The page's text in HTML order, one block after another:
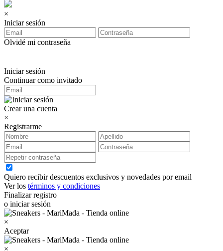
×
Iniciar sesión
Olvidé mi contraseña
Iniciar sesión
Continuar como invitado
Crear una cuenta
×
Registrarme
Quiero recibir descuentos exclusivos y novedades por email
Ver los términos y condiciones
Finalizar registro
o iniciar sesión
×
Aceptar
×